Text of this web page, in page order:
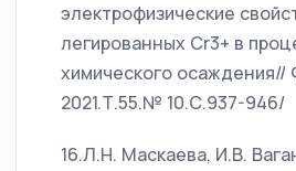
электрофизические
легированных Cr3+ в
химического осаждения//
2021.Т.55.№ 10.С.937-946/
16.Л.Н. Маскаева, И.В.